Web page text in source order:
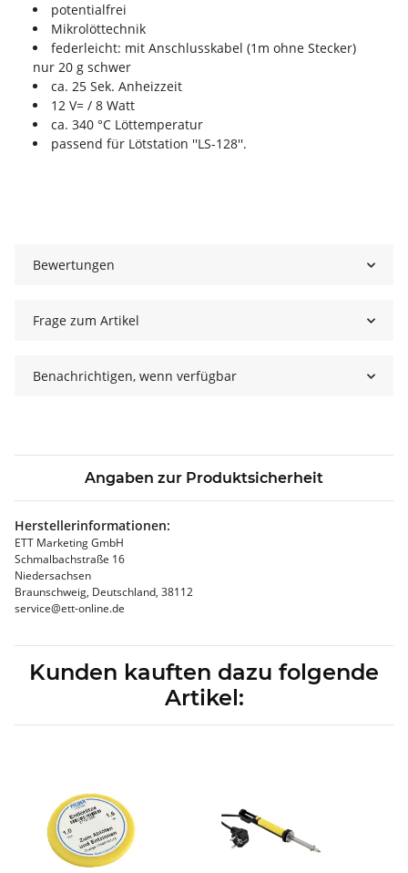
potentialfrei
Mikrolöttechnik
federleicht: mit Anschlusskabel (1m ohne Stecker)
nur 20 g schwer
ca. 25 Sek. Anheizzeit
12 V= / 8 Watt
ca. 340 °C Löttemperatur
passend für Lötstation ''LS-128''.
Bewertungen
Frage zum Artikel
Benachrichtigen, wenn verfügbar
Angaben zur Produktsicherheit
Herstellerinformationen:
ETT Marketing GmbH
Schmalbachstraße 16
Niedersachsen
Braunschweig, Deutschland, 38112
service@ett-online.de
Kunden kauften dazu folgende
Artikel: